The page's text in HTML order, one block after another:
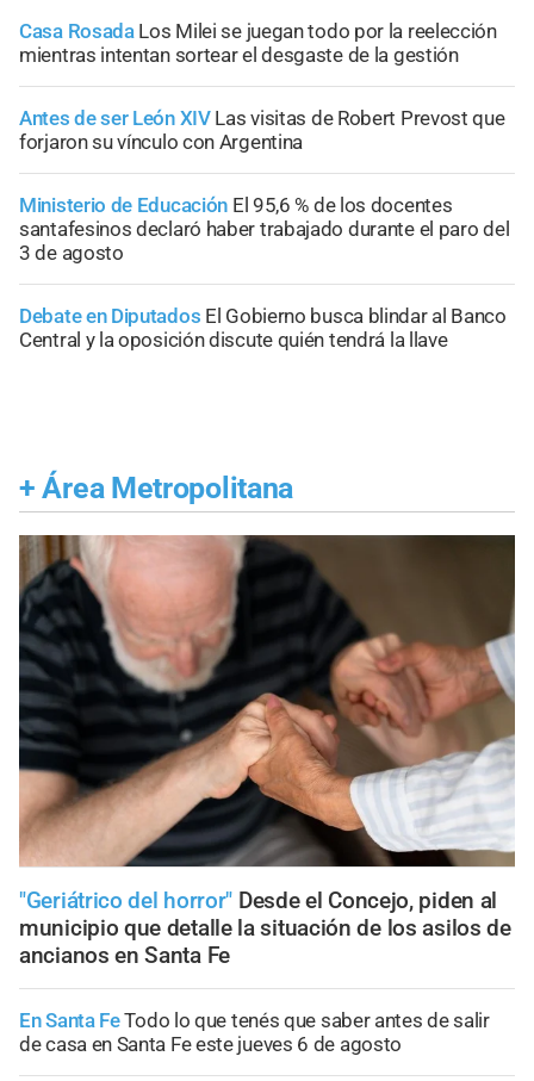
Casa Rosada Los Milei se juegan todo por la reelección
mientras intentan sortear el desgaste de la gestión
Antes de ser León XIV Las visitas de Robert Prevost que
forjaron su vínculo con Argentina
Ministerio de Educación El 95,6 % de los docentes
santafesinos declaró haber trabajado durante el paro del
3 de agosto
Debate en Diputados El Gobierno busca blindar al Banco
Central y la oposición discute quién tendrá la llave
+ Área Metropolitana
"Geriátrico del horror" Desde el Concejo, piden al
municipio que detalle la situación de los asilos de
ancianos en Santa Fe
En Santa FeTodo lo que tenés que saber antes de salir
de casa en Santa Fe este jueves 6 de agosto